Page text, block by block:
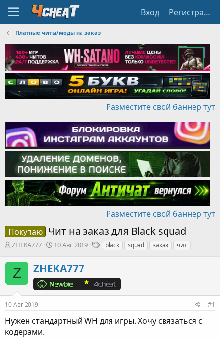
Вход Регистрация
Платные читы/моды на заказ
Разместите свой баннер тут
Разместите свой баннер тут
Покупаю Чит на заказ для Black squad
А
т
о
р
е
м
ZHEKA777
Д
а
н
а
ч
а
10 Авг 2019
Тblack squad заказ чит
Z ZHEKA777
10 Авг 2019 #1
Нужен стандартный WH для игры. Хочу связаться с
кодерами.